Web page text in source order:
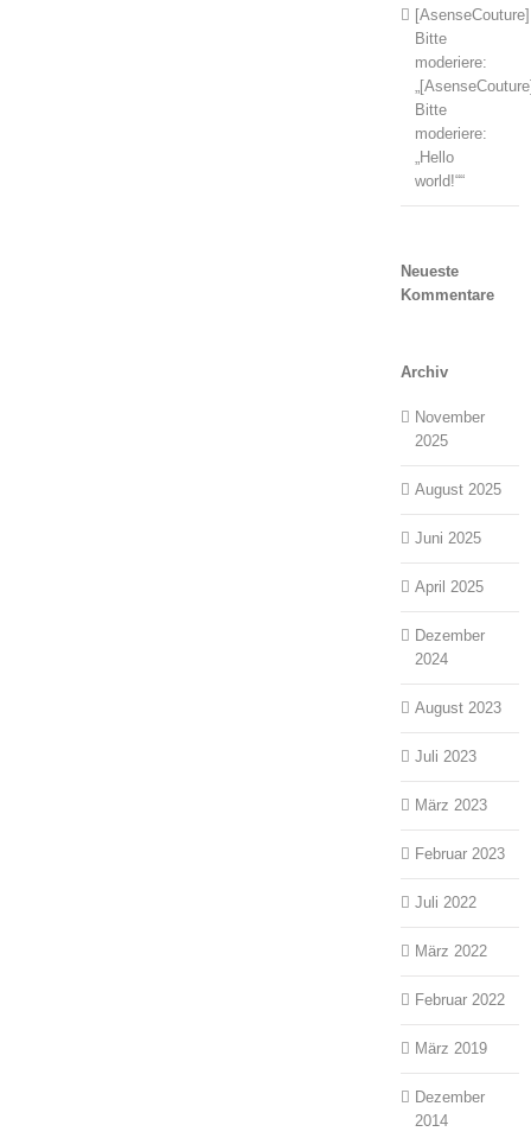
[AsenseCouture]
Bitte
moderiere:
Bitte
moderiere:
„Hello
world!““
Neueste
Kommentare
Archiv
November
2025
August 2025
Juni 2025
April 2025
Dezember
2024
August 2023
Juli 2023
März 2023
Februar 2023
Juli 2022
März 2022
Februar 2022
März 2019
Dezember
2014